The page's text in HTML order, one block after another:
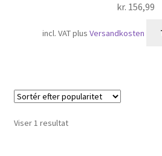
kr. 156,99
incl. VATplusVersandkosten
Viser 1 resultat